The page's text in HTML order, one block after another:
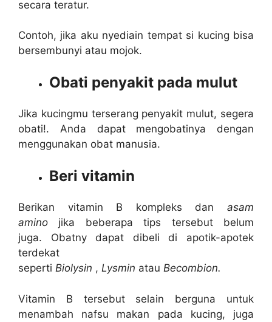
secara teratur.
Contoh, jika aku nyediain tempat si kucing bisa
bersembunyi atau mojok.
Obati penyakit pada mulut
Jika kucingmu terserang penyakit mulut, segera
obati!. Anda dapat mengobatinya dengan
menggunakan obat manusia.
Beri vitamin
Berikan vitamin B kompleks dan asam
amino jika beberapa tips tersebut belum
juga. Obatny dapat dibeli di apotik-apotek
terdekat
seperti Biolysin , Lysmin atau Becombion.
Vitamin B tersebut selain berguna untuk
menambah nafsu makan pada kucing, juga